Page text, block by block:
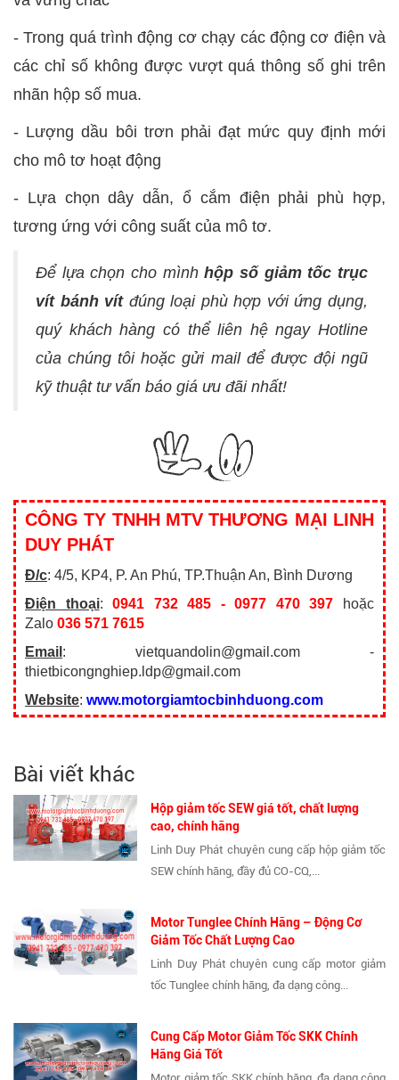
-Trong quá trình động cơ chạy các động cơ điện và
các chỉ số không được vượt quá thông số ghi trên
nhãn hộp số mua.
- Lượng dầu bôi trơn phải đạt mức quy định mới
cho mô tơ hoạt động
- Lựa chọn dây dẫn, ổ cắm điện phải phù hợp,
tương ứng với công suất của mô tơ.
Để lựa chọn cho mìnhhộp số giảm tốc trục
vít bánh vítđúng loại phù hợp với ứng dụng,
quý khách hàng có thể liên hệ ngay Hotline
của chúng tôi hoặc gửi mail để được đội ngũ
kỹ thuật tư vấn báo giá ưu đãi nhất!
CÔNG TY TNHH MTV THƯƠNG MẠI LINH
DUY PHÁT
Đ/c: 4/5, KP4, P. An Phú, TP.Thuận An, Bình Dương
Điện thoại:0941 732 485 - 0977 470 397 hoặc
Zalo 036 571 7615
Email : vietquandolin@gmail.com -
thietbicongnghiep.ldp@gmail.com
Website: www.motorgiamtocbinhduong.com
Bài viết khác
Hộp giảm tốc SEW giá tốt, chất lượng
cao, chính hãng
Linh Duy Phát chuyên cung cấp hộp giảm tốc
SEW chính hãng, đầy đủ CO-CQ,...
Motor Tunglee Chính Hãng – Động Cơ
Giảm Tốc Chất Lượng Cao
Linh Duy Phát chuyên cung cấp motor giảm
tốc Tunglee chính hãng, đa dạng công...
Cung Cấp Motor Giảm Tốc SKK Chính
Hãng Giá Tốt